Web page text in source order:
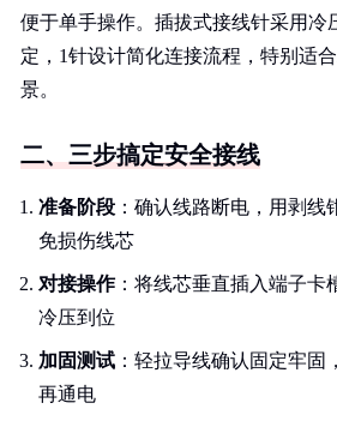
便于单手操作。插拔式接线针采用冷
定，1针设计简化连接流程，特别适
景。
二、三步搞定安全接线
准备阶段 ：确认线路断电，用剥线
免损伤线芯
对接操作：将线芯垂直插入端子卡
冷压到位
加固测试 ：轻拉导线确认固定牢
再通电